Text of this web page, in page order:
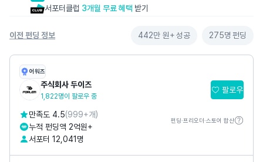
서포터클럽 3개월 무료 혜택 받기
이전 펀딩 정보 442만 원+성공 275명 펀딩
어워즈
주식회사 두이즈
1,822명이 팔로우 중
팔로우
만족도 4.5(999+개)
누적 펀딩액 2억원+
서포터 12,041명
펀딩·프리오더·스토어 합산